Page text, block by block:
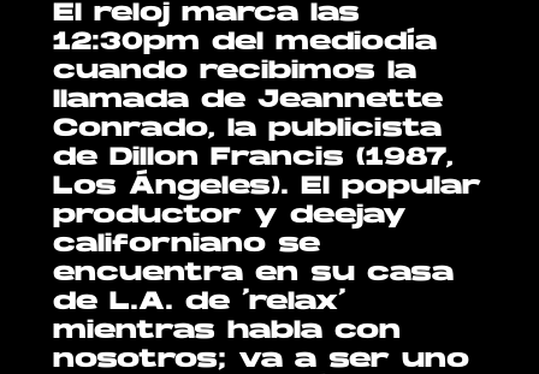
El reloj marca las
12:30pm del mediodía
cuando recibimos la
llamada de Jeannette
Conrado, la publicista
de Dillon Francis (1987,
Los Ángeles). El popular
productor y deejay
californiano se
encuentra en su casa
de L.A. de ‘relax’
mientras habla con
nosotros; va a ser uno